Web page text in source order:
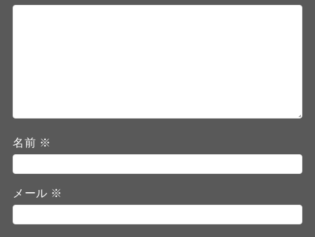
名前 ※
メール ※